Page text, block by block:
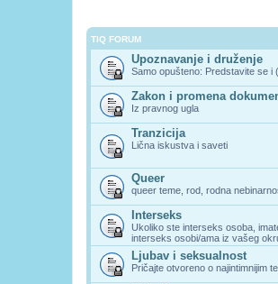
TIQ FORUM
Upoznavanje i druženje
Samo opušteno: Predstavite se i
Zakon i promena
Iz pravnog ugla
Tranzicija
Lična iskustva i saveti
Queer
queer teme, rod, rodna
Interseks
Ukoliko ste interseks osoba,
interseks osobi/ama iz vašeg
Ljubav i seksualnost
Pričajte otvoreno o najintimnijim